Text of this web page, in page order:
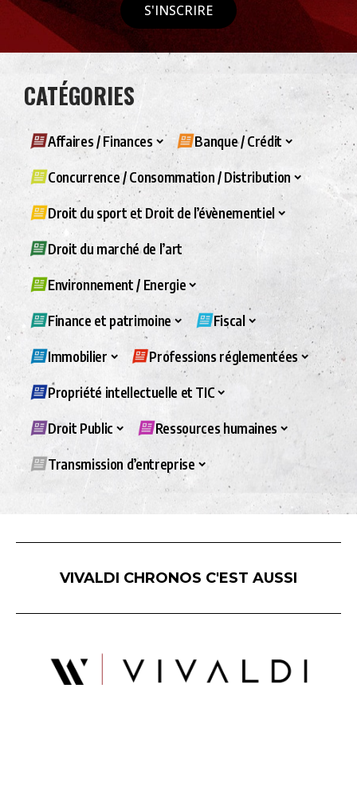
S'INSCRIRE
CATÉGORIES
Affaires / Finances Banque / Crédit
Concurrence / Consommation / Distribution
Droit du sport et Droit de l’évènementiel
Droit du marché de l’art
Environnement / Energie
Finance et patrimoine Fiscal
Immobilier Professions réglementées
Propriété intellectuelle et TIC
Droit Public Ressources humaines
Transmission d’entreprise
VIVALDI CHRONOS C'EST AUSSI